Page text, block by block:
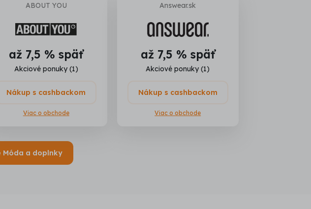
ABOUT YOU
až 7,5 % späť
Akciové ponuky (1)
Nákup s cashbackom
Viac o obchode
Answear.sk
až 7,5 % späť
Akciové ponuky (1)
Nákup s cashbackom
Viac o obchode
Móda a doplnky